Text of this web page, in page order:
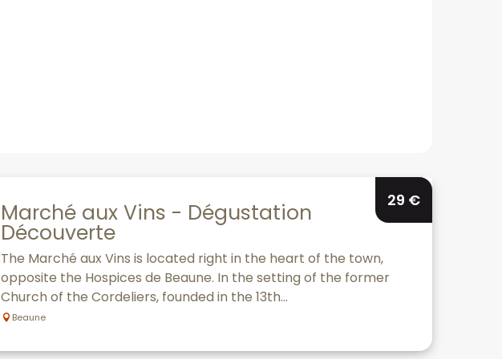
29 €
Marché aux Vins - Dégustation
Découverte
The Marché aux Vins is located right in the heart of the town,
opposite the Hospices de Beaune. In the setting of the former
Church of the Cordeliers, founded in the 13th...
Beaune